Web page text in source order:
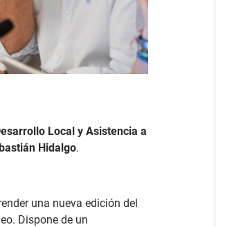
Local y Asistencia a
Hidalgo.
una nueva edición del
Dispone de un